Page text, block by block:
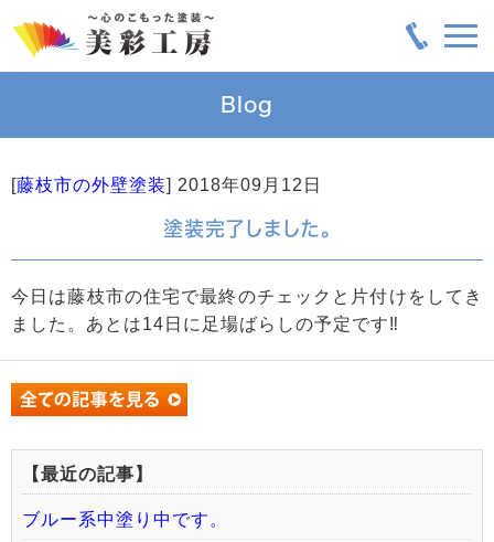
Blog
[藤枝市の外壁塗装] 2018年09月12日
塗装完了しました。
今日は藤枝市の住宅で最終のチェックと片付けをしてき
ました。あとは14日に足場ばらしの予定です‼️
【最近の記事】
ブルー系中塗り中です。